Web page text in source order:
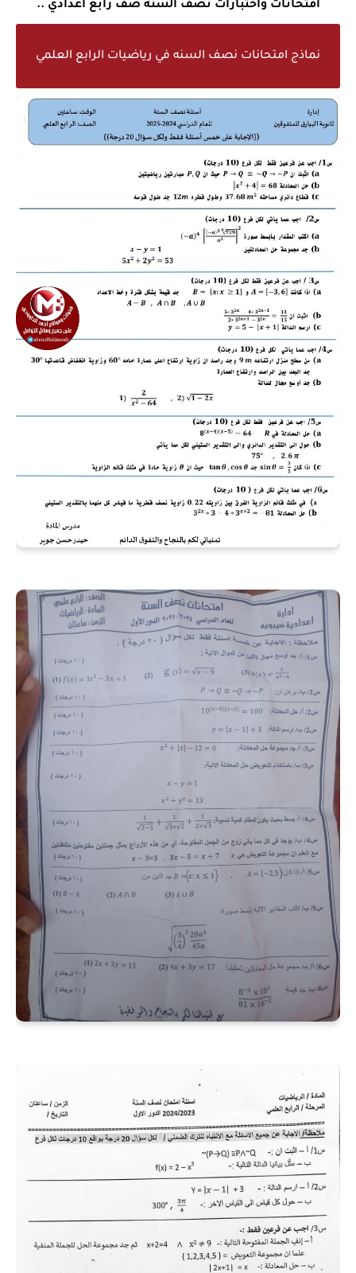
امتحانات واختبارات نصف السنه صف رابع اعدادي ..
نماذج امتحانات نصف السنه في رياضيات الرابع العلمي